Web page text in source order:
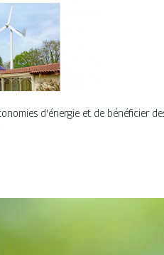
d'énergie et de bénéficier